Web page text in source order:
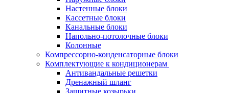
Настенные блоки
Кассетные блоки
Канальные блоки
Напольно-потолочные блоки
Колонные
Компрессорно-конденсаторные блоки
Комплектующие к кондиционерам
Антивандальные решетки
Дренажный шланг
Защитные козырьки